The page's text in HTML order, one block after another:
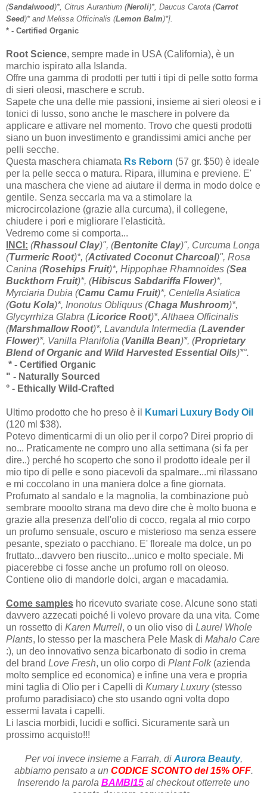
(Sandalwood)*, Citrus Aurantium (Neroli)*, Daucus Carota (Carrot
Seed)* and Melissa Officinalis (Lemon Balm)*].
* - Certified Organic
Root Science, sempre made in USA (California), è un
marchio ispirato alla Islanda.
Offre una gamma di prodotti per tutti i tipi di pelle sotto forma
di sieri oleosi, maschere e scrub.
Sapete che una delle mie passioni, insieme ai sieri oleosi e i
tonici di lusso, sono anche le maschere in polvere da
applicare e attivare nel momento. Trovo che questi prodotti
siano un buon investimento e grandissimi amici anche per
pelli secche.
Questa maschera chiamata Rs Reborn (57 gr. $50) è ideale
per la pelle secca o matura. Ripara, illumina e previene. E'
una maschera che viene ad aiutare il derma in modo dolce e
gentile. Senza seccarla ma va a stimolare la
microcircolazione (grazie alla curcuma), il collegene,
chiudere i pori e migliorare l'elasticità.
Vedremo come si comporta...
INCI: (Rhassoul Clay)", (Bentonite Clay)", Curcuma Longa
(Turmeric Root)*, (Activated Coconut Charcoal)", Rosa
Canina (Rosehips Fruit)*, Hippophae Rhamnoides (Sea
Buckthorn Fruit)*, (Hibiscus Sabdariffa Flower)*,
Myrciaria Dubia (Camu Camu Fruit)*, Centella Asiatica
(Gotu Kola)*, Inonotus Obliquus (Chaga Mushroom)*,
Glycyrrhiza Glabra (Licorice Root)*, Althaea Officinalis
(Marshmallow Root)*, Lavandula Intermedia (Lavender
Flower)*, Vanilla Planifolia (Vanilla Bean)*, (Proprietary
Blend of Organic and Wild Harvested Essential Oils)*°.
* - Certified Organic
" - Naturally Sourced
° - Ethically Wild-Crafted
Ultimo prodotto che ho preso è il
Kumari Luxury Body Oil
(120 ml $38).
Potevo dimenticarmi di un olio per il corpo? Direi proprio di
no... Praticamente ne compro uno alla settimana (si fa per
dire..) perché ho scoperto che sono il prodotto ideale per il
mio tipo di pelle e sono piacevoli da spalmare...mi rilassano
e mi coccolano in una maniera dolce a fine giornata.
Profumato al sandalo e la magnolia, la combinazione può
sembrare mooolto strana ma devo dire che è molto buona e
grazie alla presenza dell'olio di cocco, regala al mio corpo
un profumo sensuale, oscuro e misterioso ma senza essere
pesante, speziato o pacchiano. E' floreale ma dolce, un po
fruttato...davvero ben riuscito...unico e molto speciale. Mi
piacerebbe ci fosse anche un profumo roll on oleoso.
Contiene olio di mandorle dolci, argan e macadamia.
Come samples ho ricevuto svariate cose. Alcune sono stati
davvero azzecati poiché li volevo provare da una vita. Come
un rossetto di Karen Murrell, o un olio viso di Laurel Whole
Plants, lo stesso per la maschera Pele Mask di Mahalo Care
:), un deo innovativo senza bicarbonato di sodio in crema
del brand Love Fresh, un olio corpo di Plant Folk(azienda
molto semplice ed economica) e infine una vera e propria
mini taglia di Olio per i Capelli di Kumary Luxury(stesso
profumo paradisiaco) che sto usando ogni volta dopo
essermi lavata i capelli.
Li lascia morbidi, lucidi e soffici. Sicuramente sarà un
prossimo acquisto!!!
Per voi invece insieme a Farrah, di Aurora Beauty,
abbiamo pensato a un CODICE SCONTO del 15% OFF.
Inserendo la parola BAMBI15 al checkout otterrete uno